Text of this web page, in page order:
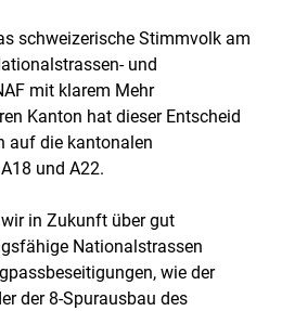
schweizerische Stimmvolk am
und
mit klarem Mehr
Kanton hat dieser Entscheid
auf die kantonalen
und A22.
in Zukunft über gut
Nationalstrassen
wie der
der 8-Spurausbau des